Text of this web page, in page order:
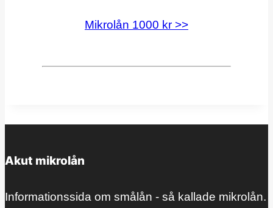
Mikrolån 1000 kr >>
Akut mikrolån
Informationssida om smålån - så kallade mikrolån.